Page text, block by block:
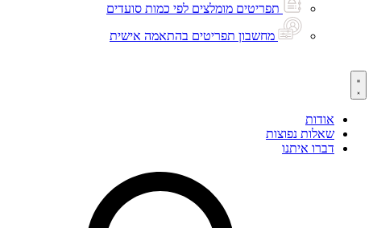
תפריטים מומלצים לפי כמות סועדים
מחשבון תפריטים בהתאמה אישית
אודות
שאלות נפוצות
דברו איתנו